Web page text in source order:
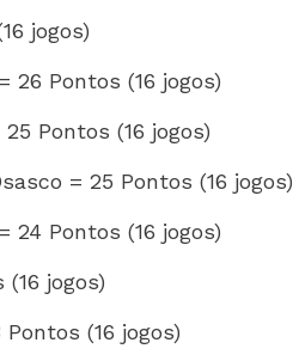
jogos)
26 Pontos (16 jogos)
Pontos (16 jogos)
= 25 Pontos (16 jogos)
24 Pontos (16 jogos)
jogos)
(16 jogos)